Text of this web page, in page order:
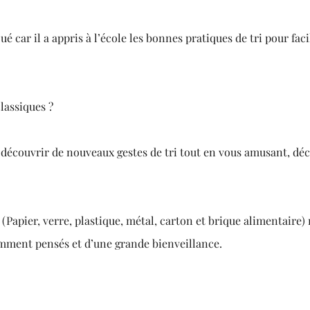
car il a appris à l’école les bonnes pratiques de tri pour
?
de nouveaux gestes de tri tout en vous amusant,
verre, plastique, métal, carton et brique alimentaire)
pensés et d’une grande bienveillance.